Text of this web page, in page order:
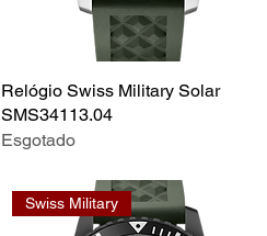
Relógio Swiss Military Solar
SMS34113.04
Esgotado
Swiss Military